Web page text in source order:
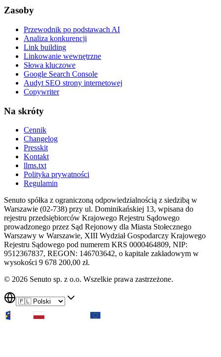
Zasoby
Przewodnik po podstawach AI
Analiza konkurencji
Link building
Linkowanie wewnętrzne
Słowa kluczowe
Google Search Console
Audyt SEO strony internetowej
Copywriter
Na skróty
Cennik
Changelog
Presskit
Kontakt
llms.txt
Polityka prywatności
Regulamin
Senuto spółka z ograniczoną odpowiedzialnością z siedzibą w
Warszawie (02-738) przy ul. Dominikańskiej 13, wpisana do
rejestru przedsiębiorców Krajowego Rejestru Sądowego
prowadzonego przez Sąd Rejonowy dla Miasta Stołecznego
Warszawy w Warszawie, XIII Wydział Gospodarczy Krajowego
Rejestru Sądowego pod numerem KRS 0000464809, NIP:
9512367837, REGON: 146703642, o kapitale zakładowym w
wysokości 9 678 200,00 zł.
© 2026 Senuto sp. z o.o. Wszelkie prawa zastrzeżone.